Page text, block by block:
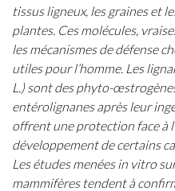
tissus ligneux, les graines et
plantes. Ces molécules,
les mécanismes de défense
utiles pour l’homme. Les
L.) sont des phyto-
entérolignanes après leur
offrent une protection face à
développement de certains
Les études menées in vitro
mammifères tendent à